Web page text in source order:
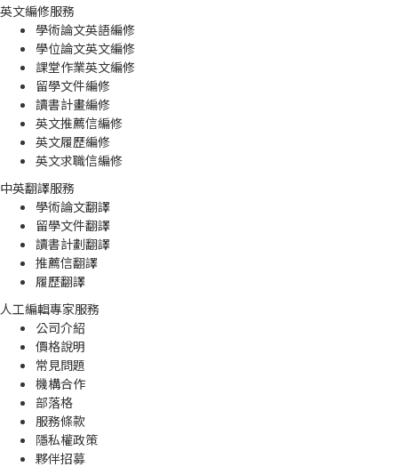
英文編修服務
學術論文英語編修
學位論文英文編修
課堂作業英文編修
留學文件編修
讀書計畫編修
英文推薦信編修
英文履歷編修
英文求職信編修
中英翻譯服務
學術論文翻譯
留學文件翻譯
讀書計劃翻譯
推薦信翻譯
履歷翻譯
人工編輯專家服務
公司介紹
價格說明
常見問題
機構合作
部落格
服務條款
隱私權政策
夥伴招募